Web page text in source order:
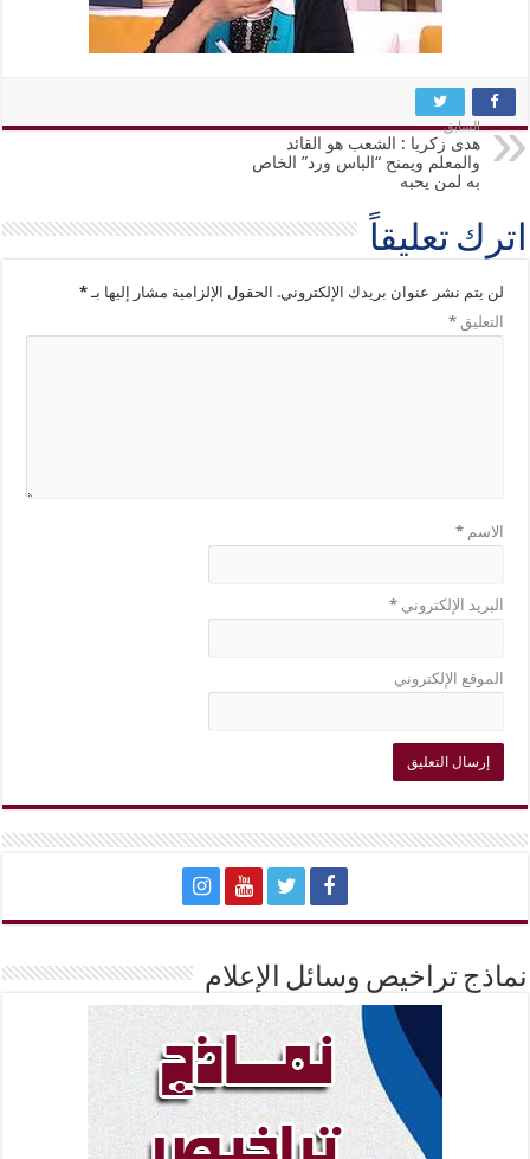
السابق
هدى زكريا : الشعب هو القائد
والمعلم ويمنح “الباس ورد” الخاص
به لمن يحبه
اترك تعليقاً
لن يتم نشر عنوان بريدك الإلكتروني. الحقول الإلزامية مشار إليها بـ*
التعليق*
الاسم*
البريد الإلكتروني*
الموقع الإلكتروني
نماذج تراخيص وسائل الإعلام